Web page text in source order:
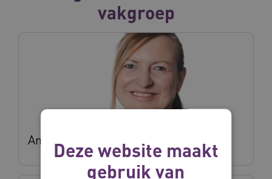
vakgroep
Anne Nieboer
Deze website maakt
gebruik van